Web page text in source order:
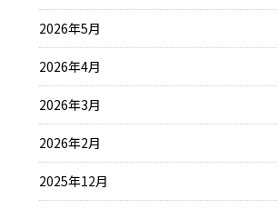
2026年5月
2026年4月
2026年3月
2026年2月
2025年12月